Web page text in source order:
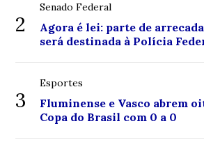
2
Senado Federal
Agora é lei: parte de
será destinada à Polícia
3
Esportes
Fluminense e Vasco abrem
Copa do Brasil com 0 a 0